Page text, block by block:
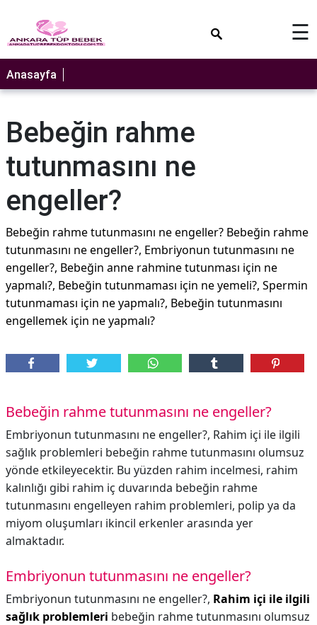
☰
Anasayfa
Bebeğin rahme
tutunmasını ne
engeller?
Bebeğin rahme tutunmasını ne engeller? Bebeğin rahme
tutunmasını ne engeller?, Embriyonun tutunmasını ne
engeller?, Bebeğin anne rahmine tutunması için ne
yapmalı?, Bebeğin tutunmaması için ne yemeli?, Spermin
tutunmaması için ne yapmalı?, Bebeğin tutunmasını
engellemek için ne yapmalı?
Bebeğin rahme tutunmasını ne engeller?
Embriyonun tutunmasını ne engeller?, Rahim içi ile ilgili
sağlık problemleri bebeğin rahme tutunmasını olumsuz
yönde etkileyecektir. Bu yüzden rahim incelmesi, rahim
kalınlığı gibi rahim iç duvarında bebeğin rahme
tutunmasını engelleyen rahim problemleri, polip ya da
miyom oluşumları ikincil erkenler arasında yer
almaktadır.
Embriyonun tutunmasını ne engeller?
Embriyonun tutunmasını ne engeller?, Rahim içi ile ilgili
sağlık problemleri bebeğin rahme tutunmasını olumsuz